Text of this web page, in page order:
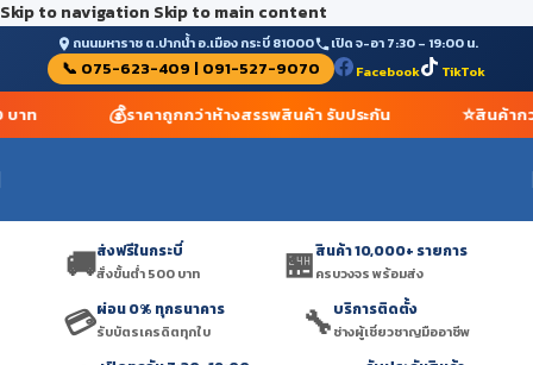
Skip to navigation Skip to main content
ถนนมหาราช ต.ปากน้ำ อ.เมือง กระบี่ 81000 เปิด จ-อา 7:30 – 19:00 น.
📞 075-623-409 | 091-527-9070 Facebook TikTok
บาท 💰ราคาถูกกว่าห้างสรรพสินค้า รับประกัน ⭐สินค้าก
🚚ส่งฟรีในกระบี่
สั่งขั้นต่ำ 500 บาท 🏪สินค้า 10,000+ รายการ
ครบวงจร พร้อมส่ง
💳ผ่อน 0% ทุกธนาคาร
รับบัตรเครดิตทุกใบ 🔧บริการติดตั้ง
ช่างผู้เชี่ยวชาญมืออาชีพ